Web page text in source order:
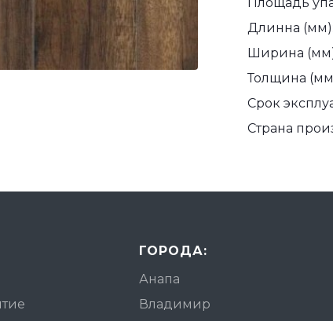
Длинна (мм):
Ширина
Толщина
Срок
Страна
ГОРОДА:
Анапа
Владимир